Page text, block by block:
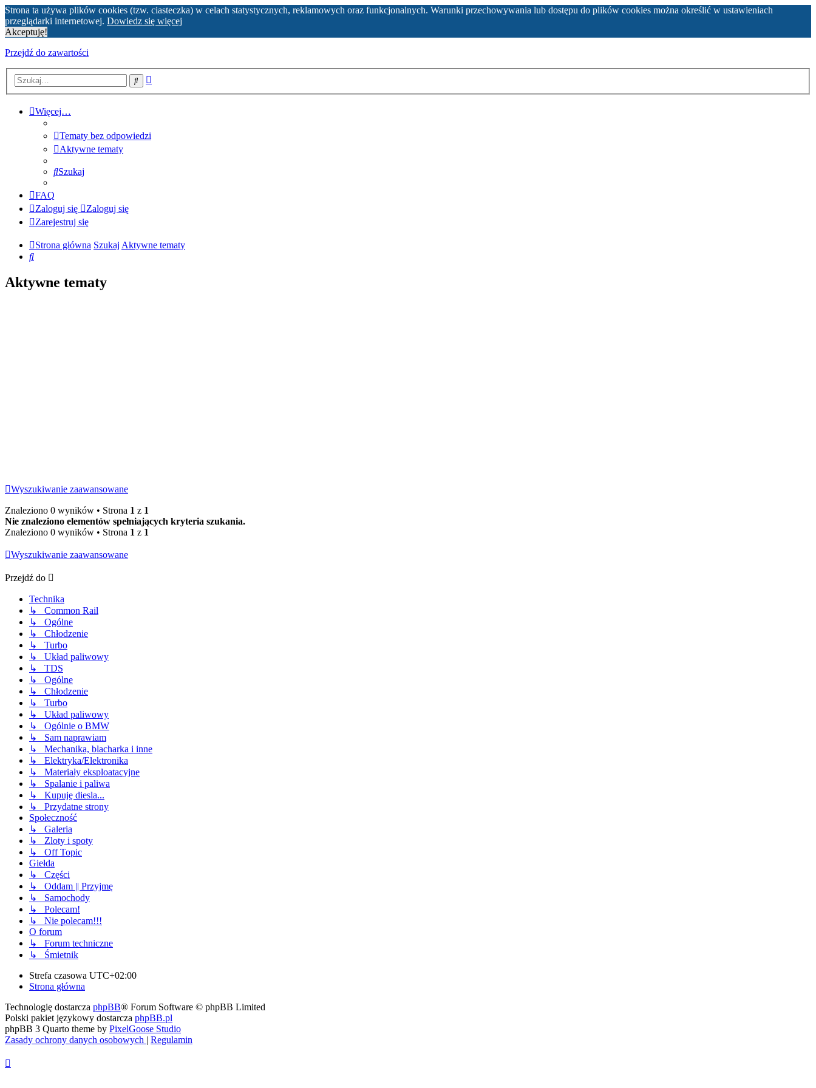
Strona ta używa plików cookies (tzw. ciasteczka) w celach statystycznych, reklamowych oraz funkcjonalnych. Warunki przechowywania lub dostępu do plików cookies można określić w ustawieniach
przeglądarki internetowej. Dowiedz się więcej
Akceptuję!
Przejdź do zawartości
Szukaj
Więcej…
Tematy bez odpowiedzi
Aktywne tematy
Szukaj
FAQ
Zaloguj się
Zaloguj się
Zarejestruj się
Strona główna Szukaj Aktywne tematy
Szukaj
Aktywne tematy
Wyszukiwanie zaawansowane
Znaleziono 0 wyników • Strona 1 z 1
Nie znaleziono elementów spełniających kryteria szukania.
Znaleziono 0 wyników • Strona 1 z 1
Wyszukiwanie zaawansowane
Przejdź do
Technika
↳ Common Rail
↳ Ogólne
↳ Chłodzenie
↳ Turbo
↳ Układ paliwowy
↳ TDS
↳ Ogólne
↳ Chłodzenie
↳ Turbo
↳ Układ paliwowy
↳ Ogólnie o BMW
↳ Sam naprawiam
↳ Mechanika, blacharka i inne
↳ Elektryka/Elektronika
↳ Materiały eksploatacyjne
↳ Spalanie i paliwa
↳ Kupuję diesla...
↳ Przydatne strony
Społeczność
↳ Galeria
↳ Zloty i spoty
↳ Off Topic
Giełda
↳ Części
↳ Oddam || Przyjmę
↳ Samochody
↳ Polecam!
↳ Nie polecam!!!
O forum
↳ Forum techniczne
↳ Śmietnik
Strefa czasowa UTC+02:00
Strona główna
Technologię dostarcza phpBB® Forum Software © phpBB Limited
Polski pakiet językowy dostarcza phpBB.pl
phpBB 3 Quarto theme by PixelGoose Studio
Zasady ochrony danych osobowych | Regulamin